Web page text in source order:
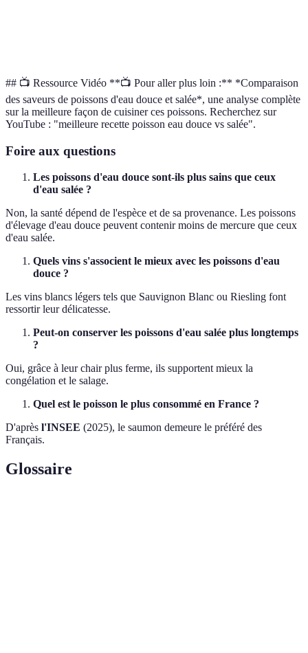
## 📺 Ressource Vidéo **📺 Pour aller plus loin :** *Comparaison
des saveurs de poissons d'eau douce et salée*, une analyse complète
sur la meilleure façon de cuisiner ces poissons. Recherchez sur
YouTube : "meilleure recette poisson eau douce vs salée".
Foire aux questions
Les poissons d'eau douce sont-ils plus sains que ceux
d'eau salée ?
Non, la santé dépend de l'espèce et de sa provenance. Les poissons
d'élevage d'eau douce peuvent contenir moins de mercure que ceux
d'eau salée.
Quels vins s'associent le mieux avec les poissons d'eau
douce ?
Les vins blancs légers tels que Sauvignon Blanc ou Riesling font
ressortir leur délicatesse.
Peut-on conserver les poissons d'eau salée plus longtemps
?
Oui, grâce à leur chair plus ferme, ils supportent mieux la
congélation et le salage.
Quel est le poisson le plus consommé en France ?
D'après l'INSEE (2025), le saumon demeure le préféré des
Français.
Glossaire